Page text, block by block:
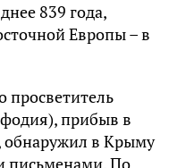
839 года,
Европы – в
прибыв в
обнаружил в Крыму
письменами. По